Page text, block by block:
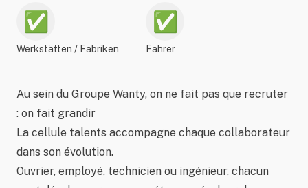
✅
Werkstätten / Fabriken
✅
Fahrer
Au sein du Groupe Wanty, on ne fait pas que recruter
: on fait grandir
La cellule talents accompagne chaque collaborateur
dans son évolution.
Ouvrier, employé, technicien ou ingénieur, chacun